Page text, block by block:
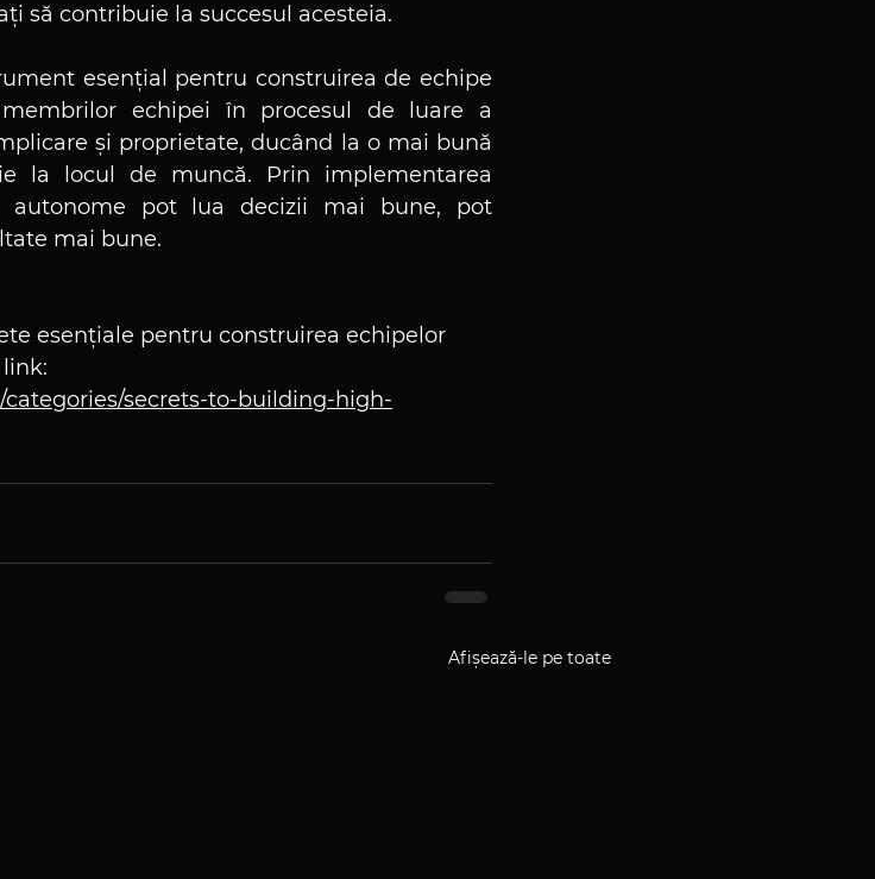
să contribuie la succesul acesteia.
esențial pentru construirea de echipe
echipei în procesul de luare a
și proprietate, ducând la o mai bună
la locul de muncă. Prin implementarea
autonome pot lua decizii mai bune, pot
mai bune.
esențiale pentru construirea echipelor
secrets-to-building-high-
Afișează-le pe toate